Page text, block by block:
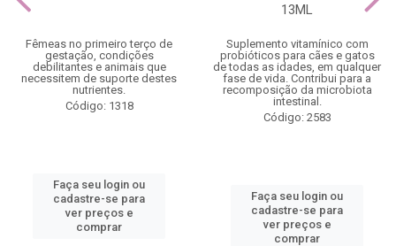
Fêmeas no primeiro terço de
gestação, condições
debilitantes e animais que
necessitem de suporte destes
nutrientes.
Código: 1318
Faça seu login ou
cadastre-se para
ver preços e
comprar
13ML
Suplemento vitamínico com
probióticos para cães e gatos
de todas as idades, em qualquer
fase de vida. Contribui para a
recomposição da microbiota
intestinal.
Código: 2583
Faça seu login ou
cadastre-se para
ver preços e
comprar